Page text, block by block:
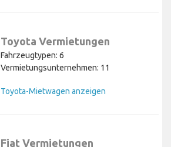
Toyota Vermietungen
Fahrzeugtypen: 6
Vermietungsunternehmen: 11
Toyota-Mietwagen anzeigen
Fiat Vermietungen